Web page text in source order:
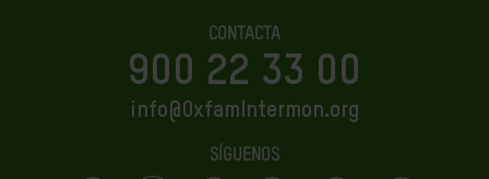
CONTACTA
900 22 33 00
info@OxfamIntermon.org
SÍGUENOS